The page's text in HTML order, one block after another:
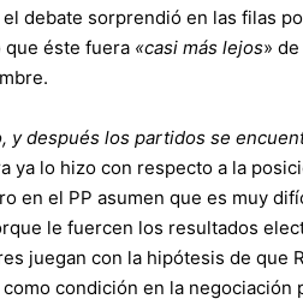
debate sorprendió en las filas
que éste fuera «casi más lejos»
y después los partidos se
ya lo hizo con respecto a la
en el PP asumen que es muy
le fuercen los resultados
juegan con la hipótesis de que
como condición en la